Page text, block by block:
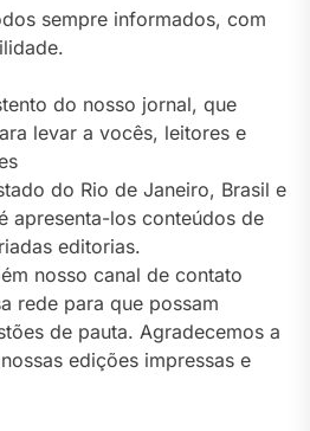
sempre informados, com
do nosso jornal, que
levar a vocês, leitores e
do Rio de Janeiro, Brasil e
apresenta-los conteúdos de
editorias.
nosso canal de contato
rede para que possam
de pauta. Agradecemos a
edições impressas e